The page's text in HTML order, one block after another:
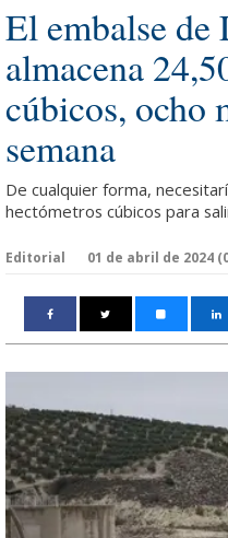
El embalse
almacena
cúbicos, ocho
semana
De cualquier forma,
hectómetros cúbicos para
Editorial 01 de abril de 2024